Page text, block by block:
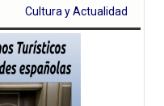
Cultura y Actualidad